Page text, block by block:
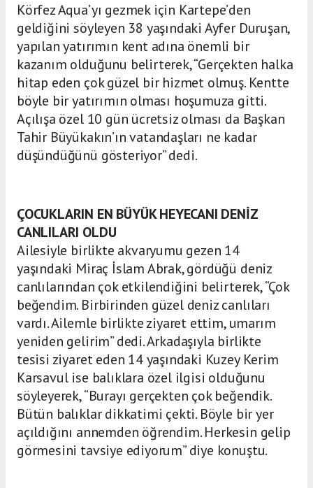
Körfez Aqua’yı gezmek için Kartepe’den
geldiğini söyleyen 38 yaşındaki Ayfer Duruşan,
yapılan yatırımın kent adına önemli bir
kazanım olduğunu belirterek, “Gerçekten halka
hitap eden çok güzel bir hizmet olmuş. Kentte
böyle bir yatırımın olması hoşumuza gitti.
Açılışa özel 10 gün ücretsiz olması da Başkan
Tahir Büyükakın’ın vatandaşları ne kadar
düşündüğünü gösteriyor” dedi.
ÇOCUKLARIN EN BÜYÜK HEYECANI DENİZ
CANLILARI OLDU
Ailesiyle birlikte akvaryumu gezen 14
yaşındaki Miraç İslam Abrak, gördüğü deniz
canlılarından çok etkilendiğini belirterek, “Çok
beğendim. Birbirinden güzel deniz canlıları
vardı. Ailemle birlikte ziyaret ettim, umarım
yeniden gelirim” dedi. Arkadaşıyla birlikte
tesisi ziyaret eden 14 yaşındaki Kuzey Kerim
Karsavul ise balıklara özel ilgisi olduğunu
söyleyerek, “Burayı gerçekten çok beğendik.
Bütün balıklar dikkatimi çekti. Böyle bir yer
açıldığını annemden öğrendim. Herkesin gelip
görmesini tavsiye ediyorum” diye konuştu.